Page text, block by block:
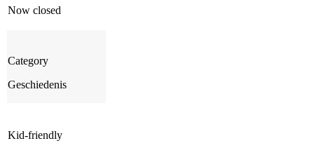
Now closed
Category
Geschiedenis
Kid-friendly